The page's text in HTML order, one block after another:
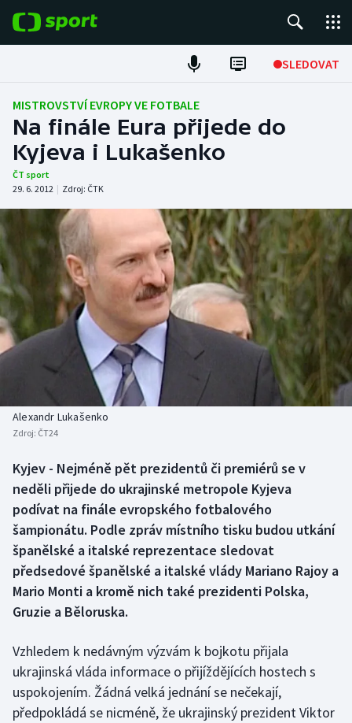
SLEDOVAT
Fotbal
Hokej
Tenis
Atletika
Cyklistika
DALŠÍ SPORTY
Americký fotbal
Baseball a softbal
Biatlon
Boby a skeleton
Box
Curling
Dostihy
Futsal
Golf
NEPŘEHLÉDNĚTE
Soutěže
Historické návraty
Aplikace ČT sport
AZ kvíz
MISTROVSTVÍ EVROPY VE FOTBALE
Na finále Eura přijede do
Kyjeva i Lukašenko
ČT sport
29. 6. 2012 | Zdroj: ČTK
Alexandr Lukašenko
Zdroj: ČT24
Kyjev - Nejméně pět prezidentů či premiérů se v
neděli přijede do ukrajinské metropole Kyjeva
podívat na finále evropského fotbalového
šampionátu. Podle zpráv místního tisku budou utkání
španělské a italské reprezentace sledovat
předsedové španělské a italské vlády Mariano Rajoy a
Mario Monti a kromě nich také prezidenti Polska,
Gruzie a Běloruska.
Vzhledem k nedávným výzvám k bojkotu přijala
ukrajinská vláda informace o přijíždějících hostech s
uspokojením. Žádná velká jednání se nečekají,
předpokládá se nicméně, že ukrajinský prezident Viktor